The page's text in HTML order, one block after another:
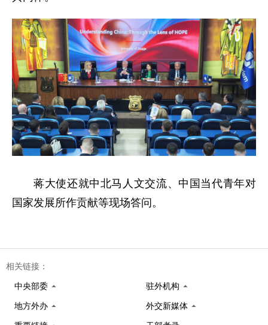
蒋大使还就中北马人文交流、中国当代青年对
国家发展所作贡献等现场答问。
相关链接：
中央部委 驻外机构
地方外办 外交新媒体